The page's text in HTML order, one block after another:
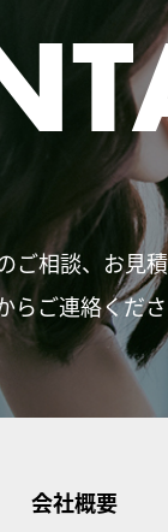
ご相談、お見
らご連絡くだ
会社概要